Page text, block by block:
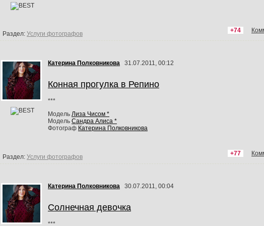
+74
Раздел: Услуги фотографов
Катерина Полковникова 31.07.2011, 00:12
Конная прогулка в Репино
***
Модель Лиза Чисом *
Модель Сандра Алиса *
Фотограф Катерина Полковникова
+77
Раздел: Услуги фотографов
Катерина Полковникова 30.07.2011, 00:04
Солнечная девочка
***